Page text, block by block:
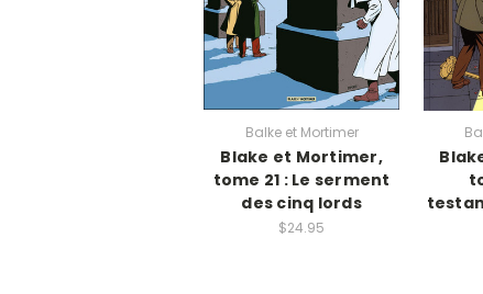
Balke et Mortimer
Blake et Mortimer,
tome 21 : Le serment
des cinq lords
$24.95